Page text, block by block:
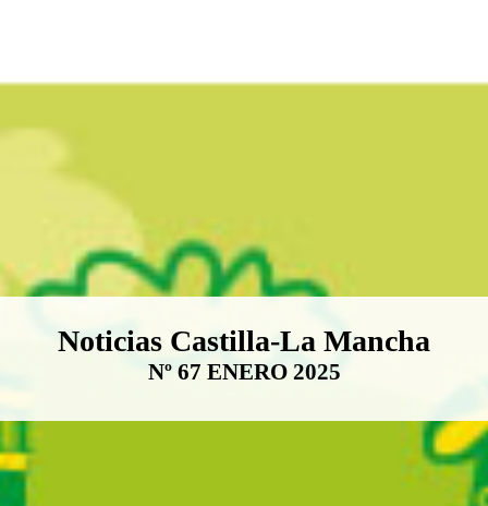
Boletín Noticias Castilla-La
Noticias Castilla-La Mancha
Nº 67 ENERO 2025